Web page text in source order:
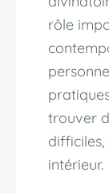
rôle
trouver
intérieur.